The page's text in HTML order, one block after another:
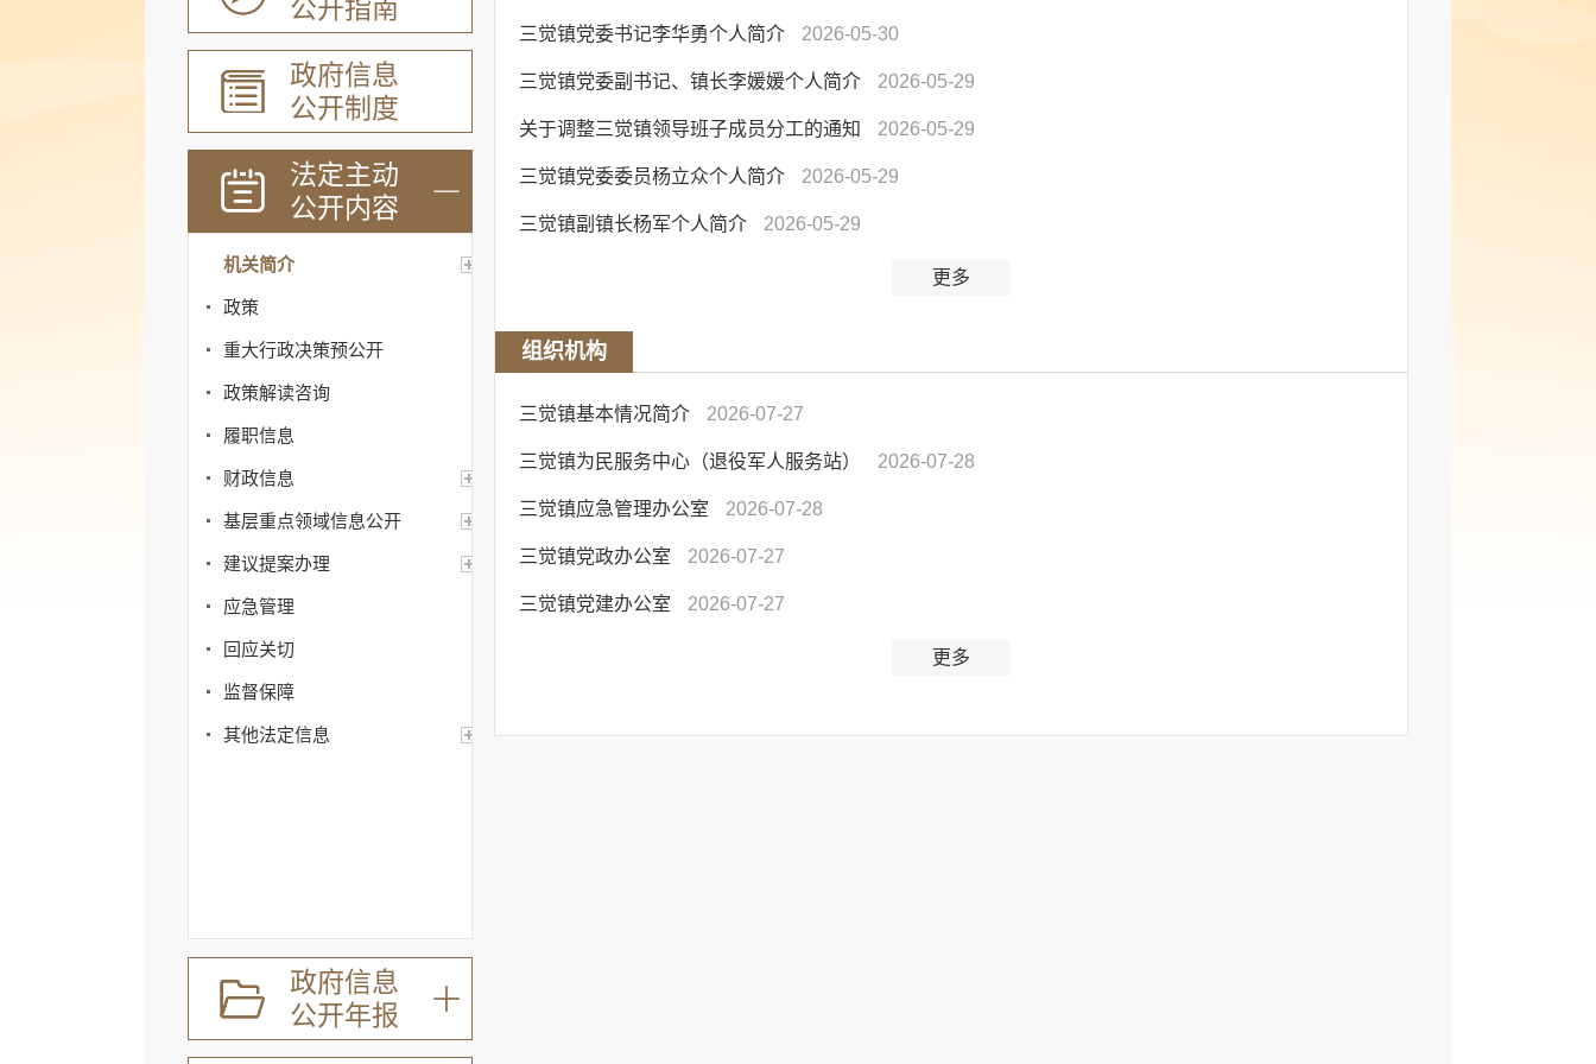
公开指南
政府信息
公开制度
法定主动
公开内容
机关简介
政策
重大行政决策预公开
政策解读咨询
履职信息
财政信息
基层重点领域信息公开
建议提案办理
应急管理
回应关切
监督保障
其他法定信息
政府信息
公开年报
三觉镇党委书记李华勇个人简介 2026-05-30
三觉镇党委副书记、镇长李媛媛个人简介 2026-05-29
关于调整三觉镇领导班子成员分工的通知 2026-05-29
三觉镇党委委员杨立众个人简介 2026-05-29
三觉镇副镇长杨军个人简介 2026-05-29
更多
组织机构
三觉镇基本情况简介 2026-07-27
三觉镇为民服务中心（退役军人服务站） 2026-07-28
三觉镇应急管理办公室 2026-07-28
三觉镇党政办公室 2026-07-27
三觉镇党建办公室 2026-07-27
更多